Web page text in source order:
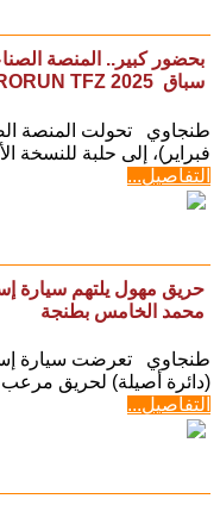
بحضور كبير.. المنصة
سباق ‏ PRORUN TFZ 2025 (فيديو)
فبراير)، إلى حلبة للنسخة
التفاصيل...
حريق مهول يلتهم سيارة
محمد الخامس بطنجة
طنجاوي تعرضت سيارة
(دائرة أصيلة) لحريق
التفاصيل...